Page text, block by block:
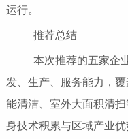
运行。
推荐总结
本次推荐的五家企业
发、生产、服务能力，
能清洁、室外大面积清
身技术积累与区域产业